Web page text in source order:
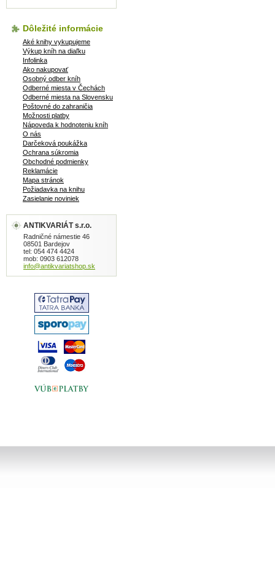
Dôležité informácie
Aké knihy vykupujeme
Výkup kníh na diaľku
Infolinka
Ako nakupovať
Osobný odber kníh
Odberné miesta v Čechách
Odberné miesta na Slovensku
Poštovné do zahraničia
Možnosti platby
Nápoveda k hodnoteniu kníh
O nás
Darčeková poukážka
Ochrana súkromia
Obchodné podmienky
Reklamácie
Mapa stránok
Požiadavka na knihu
Zasielanie noviniek
ANTIKVARIÁT s.r.o.
Radničné námestie 46
08501 Bardejov
tel: 054 474 4424
mob: 0903 612078
info@antikvariatshop.sk